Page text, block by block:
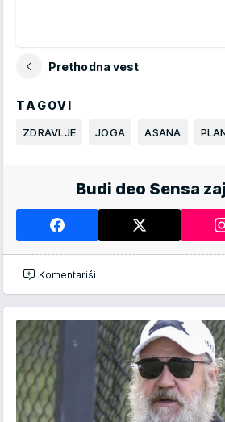
Prethodna vest
TAGOVI
ZDRAVLJE JOGA ASANA
Budi deo Sensa
Komentariši